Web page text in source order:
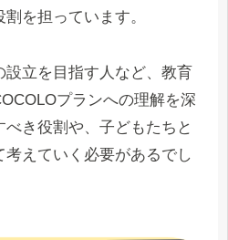
を担っています。
立を目指す人など、教育
プランへの理解を深
き役割や、子どもたちと
えていく必要があるでし